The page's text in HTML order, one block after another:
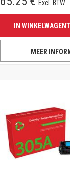
Excl. BTW
IN
MEER